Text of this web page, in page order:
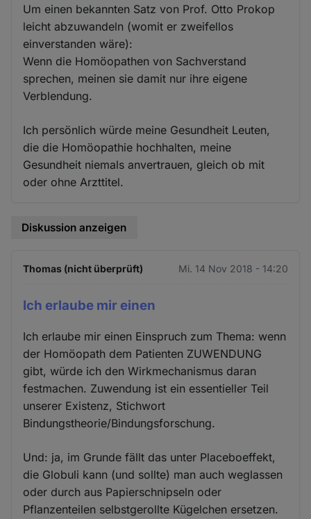
Um einen bekannten Satz von Prof. Otto Prokop
leicht abzuwandeln (womit er zweifellos
einverstanden wäre):
Wenn die Homöopathen von Sachverstand
sprechen, meinen sie damit nur ihre eigene
Verblendung.
Ich persönlich würde meine Gesundheit Leuten,
die die Homöopathie hochhalten, meine
Gesundheit niemals anvertrauen, gleich ob mit
oder ohne Arzttitel.
Diskussion anzeigen
Thomas (nicht überprüft) Mi. 14 Nov 2018 - 14:20
Ich erlaube mir einen
Ich erlaube mir einen Einspruch zum Thema: wenn
der Homöopath dem Patienten ZUWENDUNG
gibt, würde ich den Wirkmechanismus daran
festmachen. Zuwendung ist ein essentieller Teil
unserer Existenz, Stichwort
Bindungstheorie/Bindungsforschung.
Und: ja, im Grunde fällt das unter Placeboeffekt,
die Globuli kann (und sollte) man auch weglassen
oder durch aus Papierschnipseln oder
Pflanzenteilen selbstgerollte Kügelchen ersetzen.